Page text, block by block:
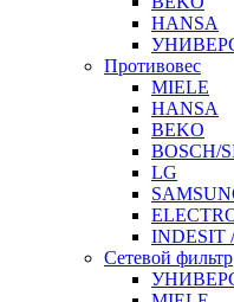
HANSA
Противовес
MIELE
HANSA
BEKO
BOSCH/
LG
INDESIT
Сетевой фильтр